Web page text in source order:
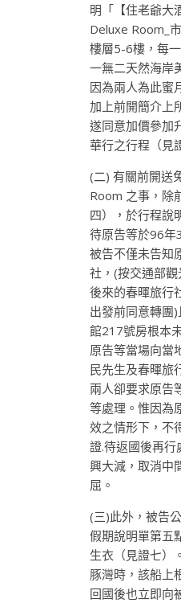
明「【住老爺大
Deluxe Room_
樓層5-6樓，每
一無二天然海岸
因為兩人為此蜜
加上前開簡介上
遂同意加價參加
華行之行程（見
(二) 有關前開送
Room 之事，除
四），於行程說
待原告等於96年
被告不僅未告知
社，(按交通部
後來的春暉旅行
出發前同意轉團
館217號房根本
原告等當場向當
民先生及春暉旅
兩人卻要求原告
等處理。惟因為
效之情形下，不
證.待返國後再
興大減，取消中
屈。
(三)此外，被告
假期說明單第五
生衣（見證七）
豚灣時，該船上
回國後也立即向